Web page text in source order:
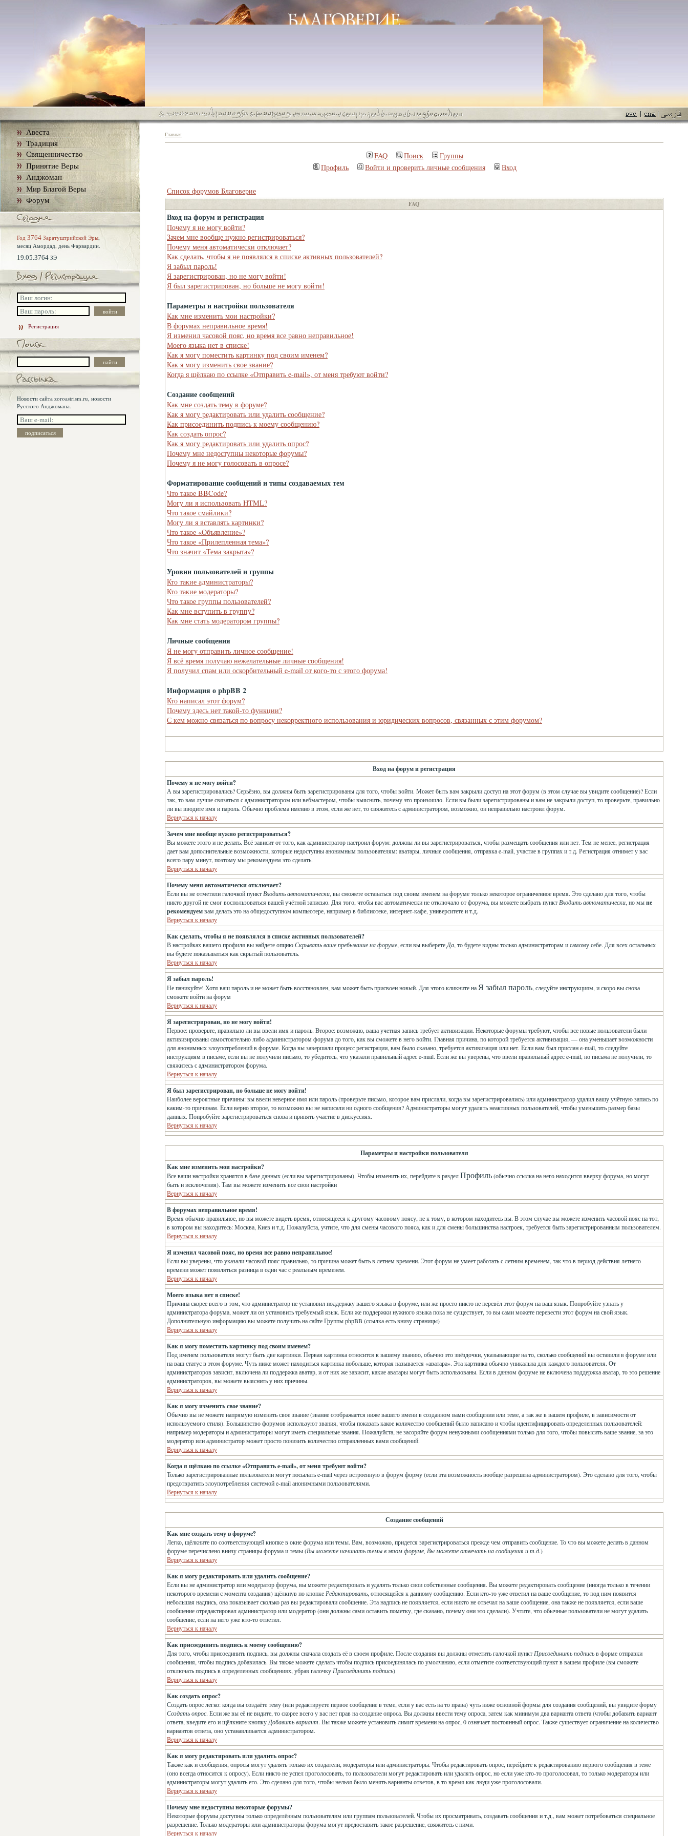
Авеста
Традиция
Священничество
Принятие Веры
Анджоман
Мир Благой Веры
Форум
Год 3764 Заратуштрийской Эры,
месяц Амордад, день Фарвардин.
19.05.3764 ЗЭ
Регистрация
Новости сайта zoroastrism.ru, новости
Русского Анджомана.
Главная
FAQ Поиск
Группы
Профиль
Войти и проверить личные сообщения Вход
Список форумов Благоверие
FAQ
Вход на форум и регистрация
Почему я не могу войти?
Зачем мне вообще нужно регистрироваться?
Почему меня автоматически отключает?
Как сделать, чтобы я не появлялся в списке активных пользователей?
Я забыл пароль!
Я зарегистрирован, но не могу войти!
Я был зарегистрирован, но больше не могу войти!
Параметры и настройки пользователя
Как мне изменить мои настройки?
В форумах неправильное время!
Я изменил часовой пояс, но время все равно неправильное!
Моего языка нет в списке!
Как я могу поместить картинку под своим именем?
Как я могу изменить свое звание?
Когда я щёлкаю по ссылке «Отправить e-mail», от меня требуют войти?
Создание сообщений
Как мне создать тему в форуме?
Как я могу редактировать или удалить сообщение?
Как присоединить подпись к моему сообщению?
Как создать опрос?
Как я могу редактировать или удалить опрос?
Почему мне недоступны некоторые форумы?
Почему я не могу голосовать в опросе?
Форматирование сообщений и типы создаваемых тем
Что такое BBCode?
Могу ли я использовать HTML?
Что такое смайлики?
Могу ли я вставлять картинки?
Что такое «Объявление»?
Что такое «Прилепленная тема»?
Что значит «Тема закрыта»?
Уровни пользователей и группы
Кто такие администраторы?
Кто такие модераторы?
Что такое группы пользователей?
Как мне вступить в группу?
Как мне стать модератором группы?
Личные сообщения
Я не могу отправить личное сообщение!
Я всё время получаю нежелательные личные сообщения!
Я получил спам или оскорбительный e-mail от кого-то с этого форума!
Информация о phpBB 2
Кто написал этот форум?
Почему здесь нет такой-то функции?
С кем можно связаться по вопросу некорректного использования и юридических вопросов, связанных с этим форумом?
Вход на форум и регистрация
Почему я не могу войти?
А вы зарегистрировались? Серьёзно, вы должны быть зарегистрированы для того, чтобы войти. Может быть вам закрыли доступ на этот форум (в этом случае вы увидите сообщение)? Если
так, то вам лучше связаться с администратором или вебмастером, чтобы выяснить, почему это произошло. Если вы были зарегистрированы и вам не закрыли доступ, то проверьте, правильно
ли вы вводите имя и пароль. Обычно проблема именно в этом, если же нет, то свяжитесь с администратором, возможно, он неправильно настроил форум.
Вернуться к началу
Зачем мне вообще нужно регистрироваться?
Вы можете этого и не делать. Всё зависит от того, как администратор настроил форум: должны ли вы зарегистрироваться, чтобы размещать сообщения или нет. Тем не менее, регистрация
дает вам дополнительные возможности, которые недоступны анонимным пользователям: аватары, личные сообщения, отправка e-mail, участие в группах и т.д. Регистрация отнимет у вас
всего пару минут, поэтому мы рекомендуем это сделать.
Вернуться к началу
Почему меня автоматически отключает?
Если вы не отметили галочкой пункт Входить автоматически, вы сможете оставаться под своим именем на форуме только некоторое ограниченное время. Это сделано для того, чтобы
никто другой не смог воспользоваться вашей учётной записью. Для того, чтобы вас автоматически не отключало от форума, вы можете выбрать пункт Входить автоматически, но мыне
рекомендуемвам делать это на общедоступном компьютере, например в библиотеке, интернет-кафе, университете и т.д.
Вернуться к началу
Как сделать, чтобы я не появлялся в списке активных пользователей?
В настройках вашего профиля вы найдете опциюСкрывать ваше пребывание на форуме, если вы выберетеДа, то будете видны только администраторам и самому себе. Для всех остальных
вы будете показываться как скрытый пользователь.
Вернуться к началу
Я забыл пароль!
Не паникуйте! Хотя ваш пароль и не может быть восстановлен, вам может быть присвоен новый. Для этого кликните на Я забыл пароль, следуйте инструкциям, и скоро вы снова
сможете войти на форум
Вернуться к началу
Я зарегистрирован, но не могу войти!
Первое: проверьте, правильно ли вы ввели имя и пароль. Второе: возможно, ваша учетная запись требует активизации. Некоторые форумы требуют, чтобы все новые пользователи были
активизированы самостоятельно либо администратором форума до того, как вы сможете в него войти. Главная причина, по которой требуется активизация, — она уменьшает возможности
для анонимных злоупотреблений в форуме. Когда вы завершали процесс регистрации, вам было сказано, требуется активизация или нет. Если вам был прислан e-mail, то следуйте
инструкциям в письме, если вы не получили письмо, то убедитесь, что указали правильный адрес e-mail. Если же вы уверены, что ввели правильный адрес e-mail, но письма не получили, то
свяжитесь с администратором форума.
Вернуться к началу
Я был зарегистрирован, но больше не могу войти!
Наиболее вероятные причины: вы ввели неверное имя или пароль (проверьте письмо, которое вам прислали, когда вы зарегистрировались) или администратор удалил вашу учётную запись по
каким-то причинам. Если верно второе, то возможно вы не написали ни одного сообщения? Администраторы могут удалять неактивных пользователей, чтобы уменьшить размер базы
данных. Попробуйте зарегистрироваться снова и принять участие в дискуссиях.
Вернуться к началу
Параметры и настройки пользователя
Как мне изменить мои настройки?
Все ваши настройки хранятся в базе данных (если вы зарегистрированы). Чтобы изменить их, перейдите в разделПрофиль(обычно ссылка на него находится вверху форума, но могут
быть и исключения). Там вы можете изменить все свои настройки
Вернуться к началу
В форумах неправильное время!
Время обычно правильное, но вы можете видеть время, относящееся к другому часовому поясу, не к тому, в котором находитесь вы. В этом случае вы можете изменить часовой пояс на тот,
в котором вы находитесь: Москва, Киев и т.д. Пожалуйста, учтите, что для смены часового пояса, как и для смены большинства настроек, требуется быть зарегистрированным пользователем.
Вернуться к началу
Я изменил часовой пояс, но время все равно неправильное!
Если вы уверены, что указали часовой пояс правильно, то причина может быть в летнем времени. Этот форум не умеет работать с летним временем, так что в период действия летнего
времени может появляться разница в один час с реальным временем.
Вернуться к началу
Моего языка нет в списке!
Причина скорее всего в том, что администратор не установил поддержку вашего языка в форуме, или же просто никто не перевёл этот форум на ваш язык. Попробуйте узнать у
администратора форума, может ли он установить требуемый язык. Если же поддержки нужного языка пока не существует, то вы сами можете перевести этот форум на свой язык.
Дополнительную информацию вы можете получить на сайте Группы phpBB (ссылка есть внизу страницы)
Вернуться к началу
Как я могу поместить картинку под своим именем?
Под именем пользователя могут быть две картинки. Первая картинка относится к вашему званию, обычно это звёздочки, указывающие на то, сколько сообщений вы оставили в форуме или
на ваш статус в этом форуме. Чуть ниже может находиться картинка побольше, которая называется «аватара». Эта картинка обычно уникальна для каждого пользователя. От
администраторов зависит, включена ли поддержка аватар, и от них же зависит, какие аватары могут быть использованы. Если в данном форуме не включена поддержка аватар, то это решение
администраторов, вы можете выяснить у них причины.
Вернуться к началу
Как я могу изменить свое звание?
Обычно вы не можете напрямую изменить свое звание (звание отображается ниже вашего имени в созданном вами сообщении или теме, а так же в вашем профиле, в зависимости от
используемого стиля). Большинство форумов используют звания, чтобы показать какое количество сообщений было написано и чтобы идентифицировать определенных пользователей:
например модераторы и администраторы могут иметь специальные звания. Пожалуйста, не засоряйте форум ненужными сообщениями только для того, чтобы повысить ваше звание, за это
модератор или администратор может просто понизить количество отправленных вами сообщений.
Вернуться к началу
Когда я щёлкаю по ссылке «Отправить e-mail», от меня требуют войти?
Только зарегистрированные пользователи могут посылать e-mail через встроенную в форум форму (если эта возможность вообще разрешена администратором). Это сделано для того, чтобы
предотвратить злоупотребления системой e-mail анонимными пользователями.
Вернуться к началу
Создание сообщений
Как мне создать тему в форуме?
Легко, щёлкните по соответствующей кнопке в окне форума или темы. Вам, возможно, придется зарегистрироваться прежде чем отправить сообщение. То что вы можете делать в данном
форуме перечислено внизу страницы форума и темы (Вы можете начинать темы в этом форуме, Вы можете отвечать на сообщения и т.д.)
Вернуться к началу
Как я могу редактировать или удалить сообщение?
Если вы не администратор или модератор форума, вы можете редактировать и удалять только свои собственные сообщения. Вы можете редактировать сообщение (иногда только в течении
некоторого времени с момента создания) щёлкнув по кнопке Редактировать, относящейся к данному сообщению. Если кто-то уже ответил на ваше сообщение, то под ним появится
небольшая надпись, она показывает сколько раз вы редактировали сообщение. Эта надпись не появляется, если никто не отвечал на ваше сообщение, она также не появляется, если ваше
сообщение отредактировал администратор или модератор (они должны сами оставить пометку, где сказано, почему они это сделали). Учтите, что обычные пользователи не могут удалить
сообщение, если на него уже кто-то ответил.
Вернуться к началу
Как присоединить подпись к моему сообщению?
Для того, чтобы присоединить подпись, вы должны сначала создать её в своем профиле. После создания вы должны отметить галочкой пункт Присоединить подписьв форме отправки
сообщения, чтобы подпись добавилась. Вы также можете сделать чтобы подпись присоединялась по умолчанию, если отметите соответствующий пункт в вашем профиле (вы сможете
отключать подпись в определенных сообщениях, убрав галочку Присоединить подпись)
Вернуться к началу
Как создать опрос?
Создать опрос легко: когда вы создаёте тему (или редактируете первое сообщение в теме, если у вас есть на то права) чуть ниже основной формы для создания сообщений, вы увидите форму
Создать опрос. Если же вы её не видите, то скорее всего у вас нет прав на создание опроса. Вы должны ввести тему опроса, затем как минимум два варианта ответа (чтобы добавить вариант
ответа, введите его и щёлкните кнопкуДобавить вариант. Вы также можете установить лимит времени на опрос, 0 означает постоянный опрос. Также существует ограничение на количество
вариантов ответа, оно устанавливается администратором.
Вернуться к началу
Как я могу редактировать или удалить опрос?
Также как и сообщения, опросы могут удалять только их создатели, модераторы или администраторы. Чтобы редактировать опрос, перейдите к редактированию первого сообщения в теме
(оно всегда относится к опросу). Если никто не успел проголосовать, то пользователи могут редактировать или удалять опрос, но если уже кто-то проголосовал, то только модераторы или
администраторы могут удалить его. Это сделано для того, чтобы нельзя было менять варианты ответов, в то время как люди уже проголосовали.
Вернуться к началу
Почему мне недоступны некоторые форумы?
Некоторые форумы доступны только определённым пользователям или группам пользователей. Чтобы их просматривать, создавать сообщения и т.д., вам может потребоваться специальное
разрешение. Только модераторы или администраторы форума могут предоставить такое разрешение, свяжитесь с ними.
Вернуться к началу